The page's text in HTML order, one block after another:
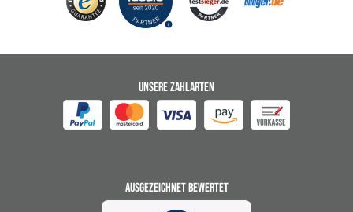
UNSERE ZAHLARTEN
AUSGEZEICHNET BEWERTET